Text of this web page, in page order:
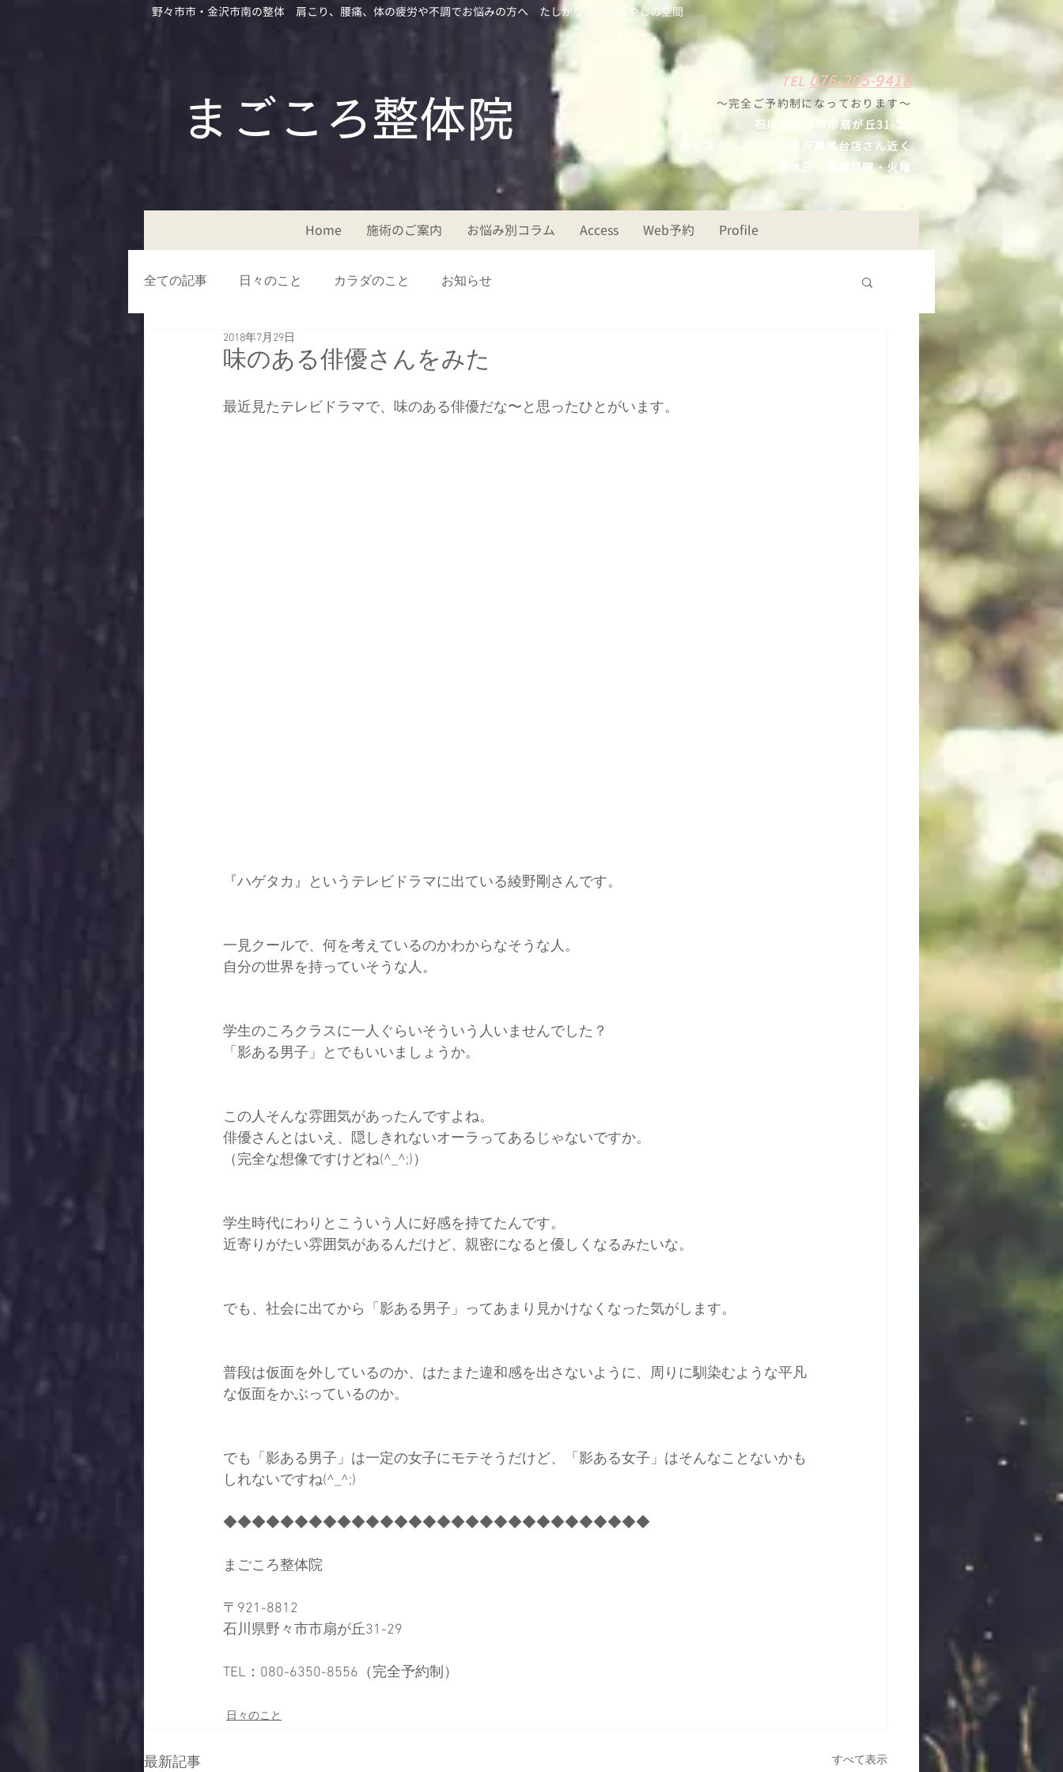
野々市市・金沢市南の整体 肩こり、腰痛、体の疲労や不調でお悩みの方へ たしかな技術と癒やしの空間
​​まごころ整体院
TEL 076-205-9418
〜完全ご予約制になっ ております 〜
石川県野々 市市扇が丘31-29
※ミスタードーナツ
金沢高尾台店さん近く
定休日
毎週月曜・火曜
Home 施術のご案内 お悩み別コラム Access Web予約 Profile
全ての記事 日々のこと カラダのこと お知らせ
味のある俳優さんをみた
2018年7月29日
最近見たテレビドラマで、味のある俳優だな〜と思ったひとがいます。
『ハゲタカ』というテレビドラマに出ている綾野剛さんです。
一見クールで、何を考えているのかわからなそうな人。
自分の世界を持っていそうな人。
学生のころクラスに一人ぐらいそういう人いませんでした？
「影ある男子」とでもいいましょうか。
この人そんな雰囲気があったんですよね。
俳優さんとはいえ、隠しきれないオーラってあるじゃないですか。
（完全な想像ですけどね(^_^;)）
学生時代にわりとこういう人に好感を持てたんです。
近寄りがたい雰囲気があるんだけど、親密になると優しくなるみたいな。
でも、社会に出てから「影ある男子」ってあまり見かけなくなった気がします。
普段は仮面を外しているのか、はたまた違和感を出さないように、周りに馴染むような平凡
な仮面をかぶっているのか。
でも「影ある男子」は一定の女子にモテそうだけど、「影ある女子」はそんなことないかも
しれないですね(^_^;)
◆◆◆◆◆◆◆◆◆◆◆◆◆◆◆◆◆◆◆◆◆◆◆◆◆◆◆◆◆◆
まごころ整体院
〒921-8812
石川県野々市市扇が丘31-29
TEL：080-6350-8556​（完全予約制）​
日々のこと
最新記事 すべて表示